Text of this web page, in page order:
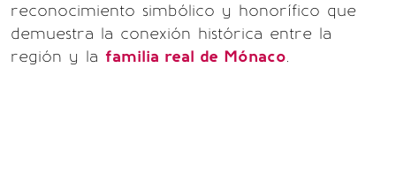
reconocimiento simbólico y honorífico que
demuestra la conexión histórica entre la
región y la familia real de Mónaco.